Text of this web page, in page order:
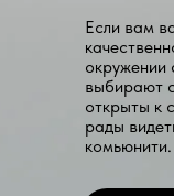
Если вам
окружении
выбирают
открыты к
рады
комьюнити.